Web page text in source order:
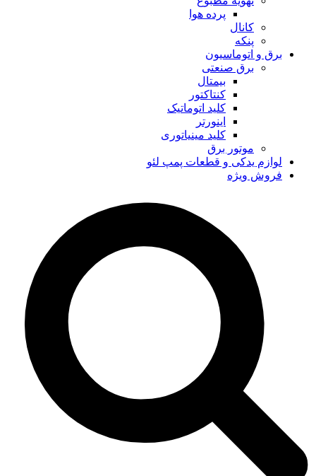
پرده هوا
کانال
پنکه
برق و اتوماسیون
برق صنعتی
بیمتال
کنتاکتور
کلید اتوماتیک
اینورتر
کلید مینیاتوری
موتور برق
لوازم یدکی و قطعات پمپ لئو
فروش ویژه